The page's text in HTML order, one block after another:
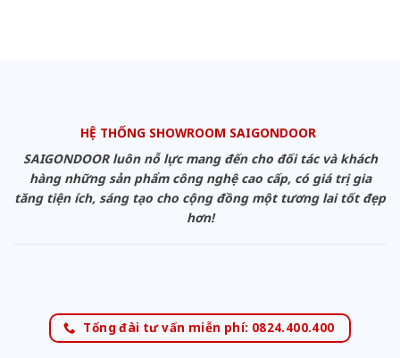
HỆ THỐNG SHOWROOM SAIGONDOOR
SAIGONDOOR luôn nỗ lực mang đến cho đối tác và khách
hàng những sản phẩm công nghệ cao cấp, có giá trị gia
tăng tiện ích, sáng tạo cho cộng đồng một tương lai tốt đẹp
hơn!
Tổng đài tư vấn miễn phí: 0824.400.400